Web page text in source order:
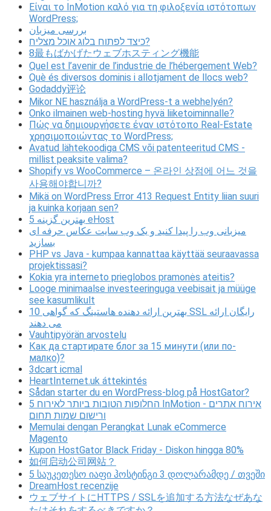
Είναι το InMotion καλό για τη φιλοξενία ιστότοπων
WordPress;
بررسی میزبان
כיצד לפתוח בלוג אוכל מצליח?
8最もばかげたウェブホスティング機能
Quel est l’avenir de l’industrie de l’hébergement Web?
Què és diversos dominis i allotjament de llocs web?
Godaddy评论
Mikor NE használja a WordPress-t a webhelyén?
Onko ilmainen web-hosting hyvä liiketoiminnalle?
Πώς να δημιουργήσετε έναν ιστότοπο Real-Estate
χρησιμοποιώντας το WordPress;
Avatud lähtekoodiga CMS või patenteeritud CMS -
millist peaksite valima?
Shopify vs WooCommerce – 온라인 상점에 어느 것을
사용해야합니까?
Mikä on WordPress Error 413 Request Entity liian suuri
ja kuinka korjaan sen?
5 بهترین گزینه eHost
میزبانی وب را پیدا کنید و یک وب سایت عکاس حرفه ای
بسازید
PHP vs Java - kumpaa kannattaa käyttää seuraavassa
projektissasi?
Kokia yra interneto prieglobos pramonės ateitis?
Looge minimaalse investeeringuga veebisait ja müüge
see kasumlikult
10 بهترین ارائه دهنده هاستینگ که گواهی SSL رایگان ارائه
می دهند
Vauhtipyörän arvostelu
Как да стартирате блог за 15 минути (или по-
малко)?
3dcart icmal
HeartInternet.uk áttekintés
Sådan starter du en WordPress-blog på HostGator?
5 החלופות הטובות ביותר לאירוח InMotion - אירוח אתרים
ורישום שמות תחום
Memulai dengan Perangkat Lunak eCommerce
Magento
Kupon HostGator Black Friday - Diskon hingga 80%
如何启动公司网站？
5 საუკეთესო იაფი ჰოსტინგი 3 დოლარამდე / თვეში
DreamHost recenzije
ウェブサイトにHTTPS / SSLを追加する方法なぜあな